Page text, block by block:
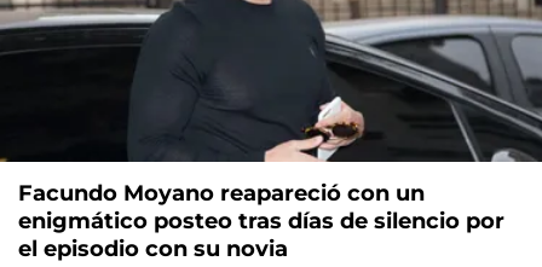
Facundo Moyano reapareció con un
enigmático posteo tras días de silencio por
el episodio con su novia